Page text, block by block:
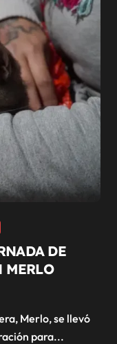
DE
MERLO
para...